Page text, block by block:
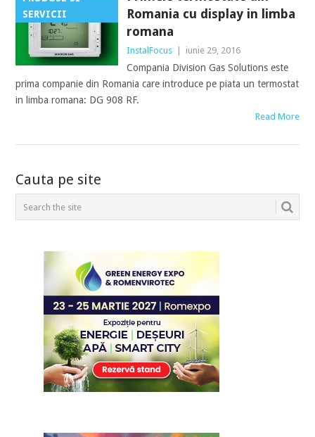
SERVICII
Romania cu display in limba
romana
InstalFocus iunie 29, 2016
Compania Division Gas Solutions este
prima companie din Romania care introduce pe piata un termostat
in limba romana: DG 908 RF.
Read More
POSTS
NAVIGATION
Cauta pe site